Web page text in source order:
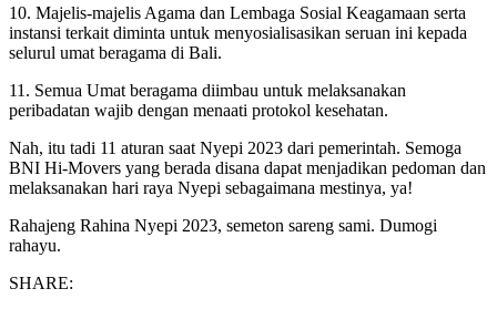
10. Majelis-majelis Agama dan Lembaga Sosial Keagamaan serta
instansi terkait diminta untuk menyosialisasikan seruan ini kepada
selurul umat beragama di Bali.
11. Semua Umat beragama diimbau untuk melaksanakan
peribadatan wajib dengan menaati protokol kesehatan.
Nah, itu tadi 11 aturan saat Nyepi 2023 dari pemerintah. Semoga
BNI Hi-Movers yang berada disana dapat menjadikan pedoman dan
melaksanakan hari raya Nyepi sebagaimana mestinya, ya!
Rahajeng Rahina Nyepi 2023, semeton sareng sami. Dumogi
rahayu.
SHARE: